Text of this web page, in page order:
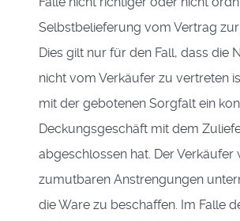
Selbstbelieferung vom Vertrag
Dies gilt nur für den Fall, dass die
nicht vom Verkäufer zu vertreten
mit der gebotenen Sorgfalt ein
Deckungsgeschäft mit dem
abgeschlossen hat. Der Verkäufer
zumutbaren Anstrengungen
die Ware zu beschaffen. Im Falle